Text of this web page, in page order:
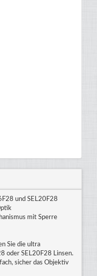
und SEL20F28
mit Sperre
Sie die ultra
oder SEL20F28 Linsen.
sicher das Objektiv